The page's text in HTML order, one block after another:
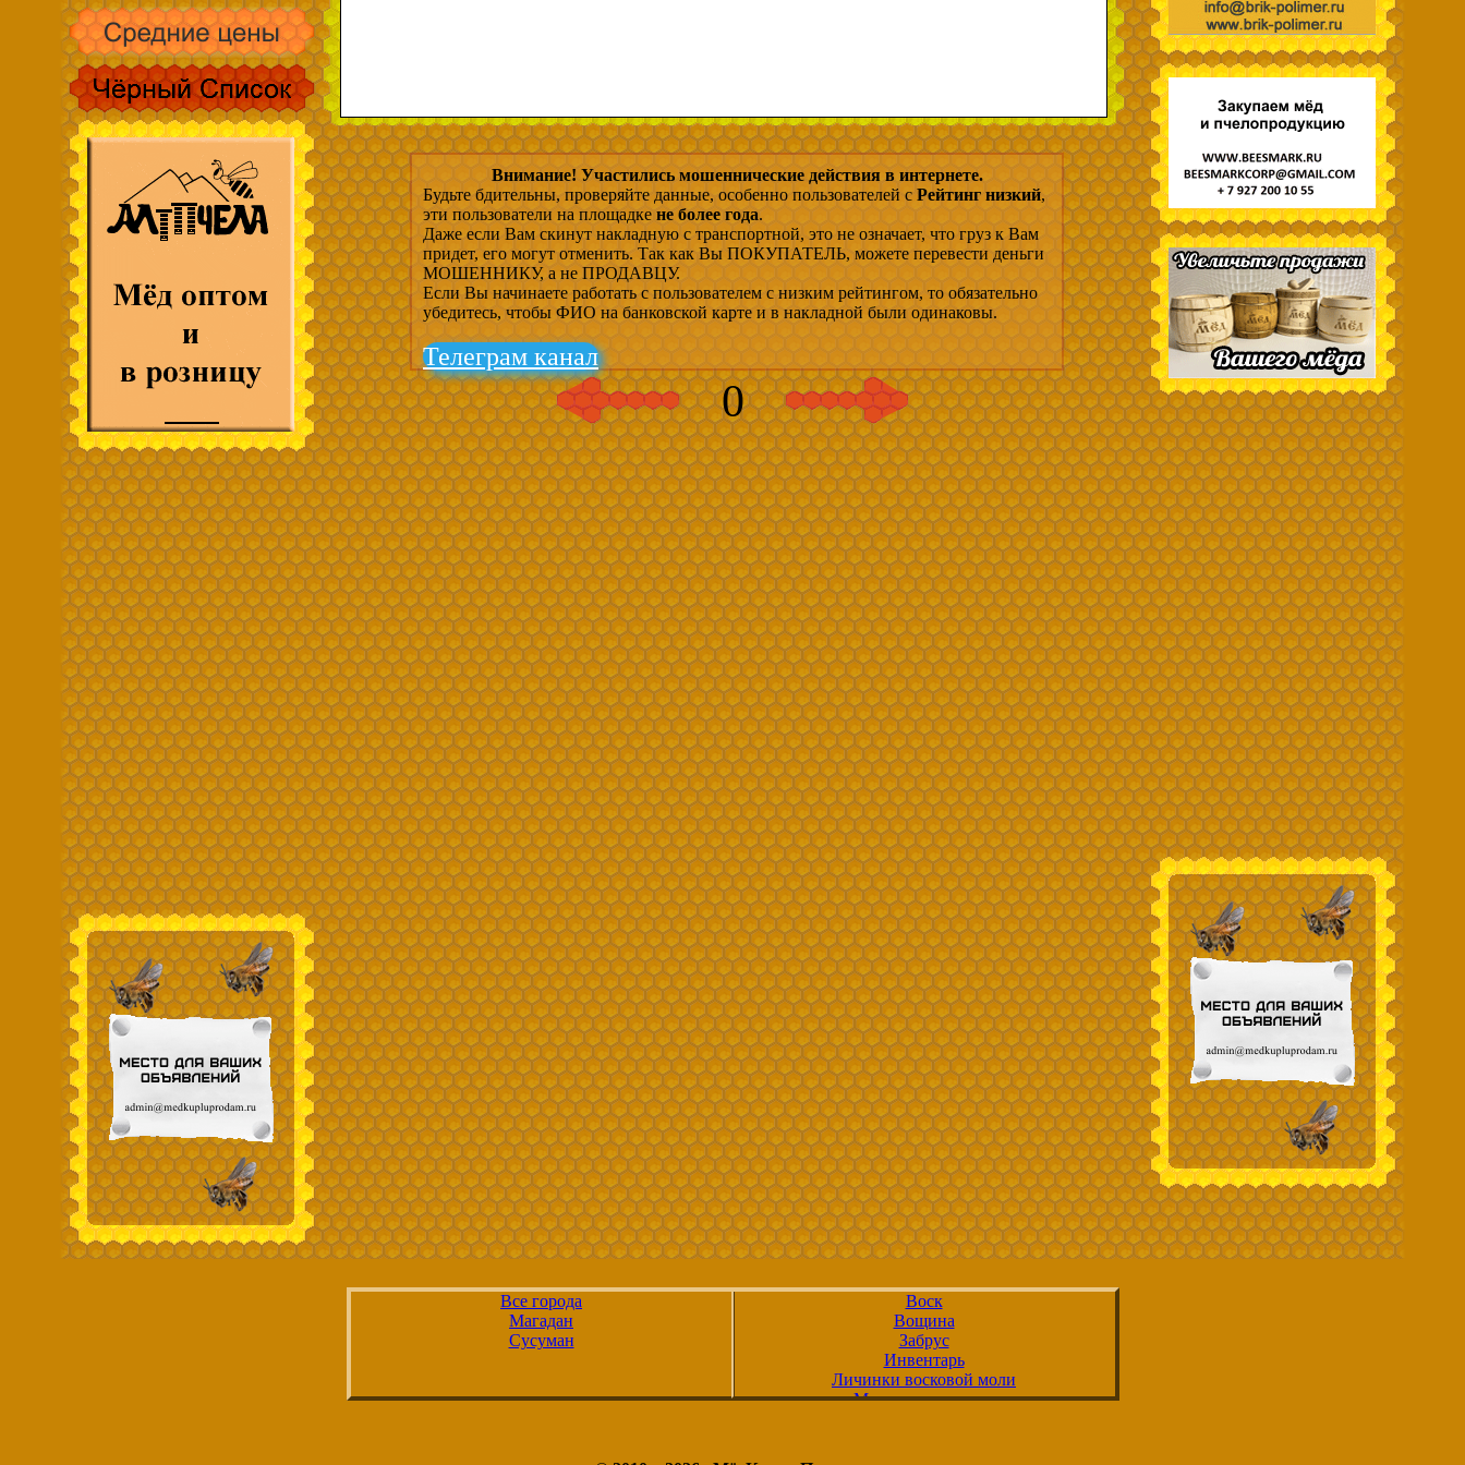
Внимание! Участились мошеннические действия в интернете.
Будьте бдительны, проверяйте данные, особенно пользователей с Рейтинг низкий,
эти пользователи на площадке не более года.
Даже если Вам скинут накладную с транспортной, это не означает, что груз к Вам
придет, его могут отменить. Так как Вы ПОКУПАТЕЛЬ, можете перевести деньги
МОШЕННИКУ, а не ПРОДАВЦУ.
Если Вы начинаете работать с пользователем с низким рейтингом, то обязательно
убедитесь, чтобы ФИО на банковской карте и в накладной были одинаковы.
Телеграм канал
0
Все города
Магадан
Сусуман
Воск
Вощина
Забрус
Инвентарь
Личинки восковой моли
Маточное молочко